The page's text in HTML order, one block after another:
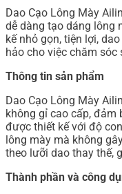
Dao Cạo Lông Mày
dễ dàng tạo dáng lông
kế nhỏ gọn, tiện lợi,
hảo cho việc chăm sóc
Thông tin sản phẩm
Dao Cạo Lông Mày
không gỉ cao cấp, đảm
được thiết kế với độ
lông mày mà không
theo lưỡi dao thay thế,
Thành phần và công